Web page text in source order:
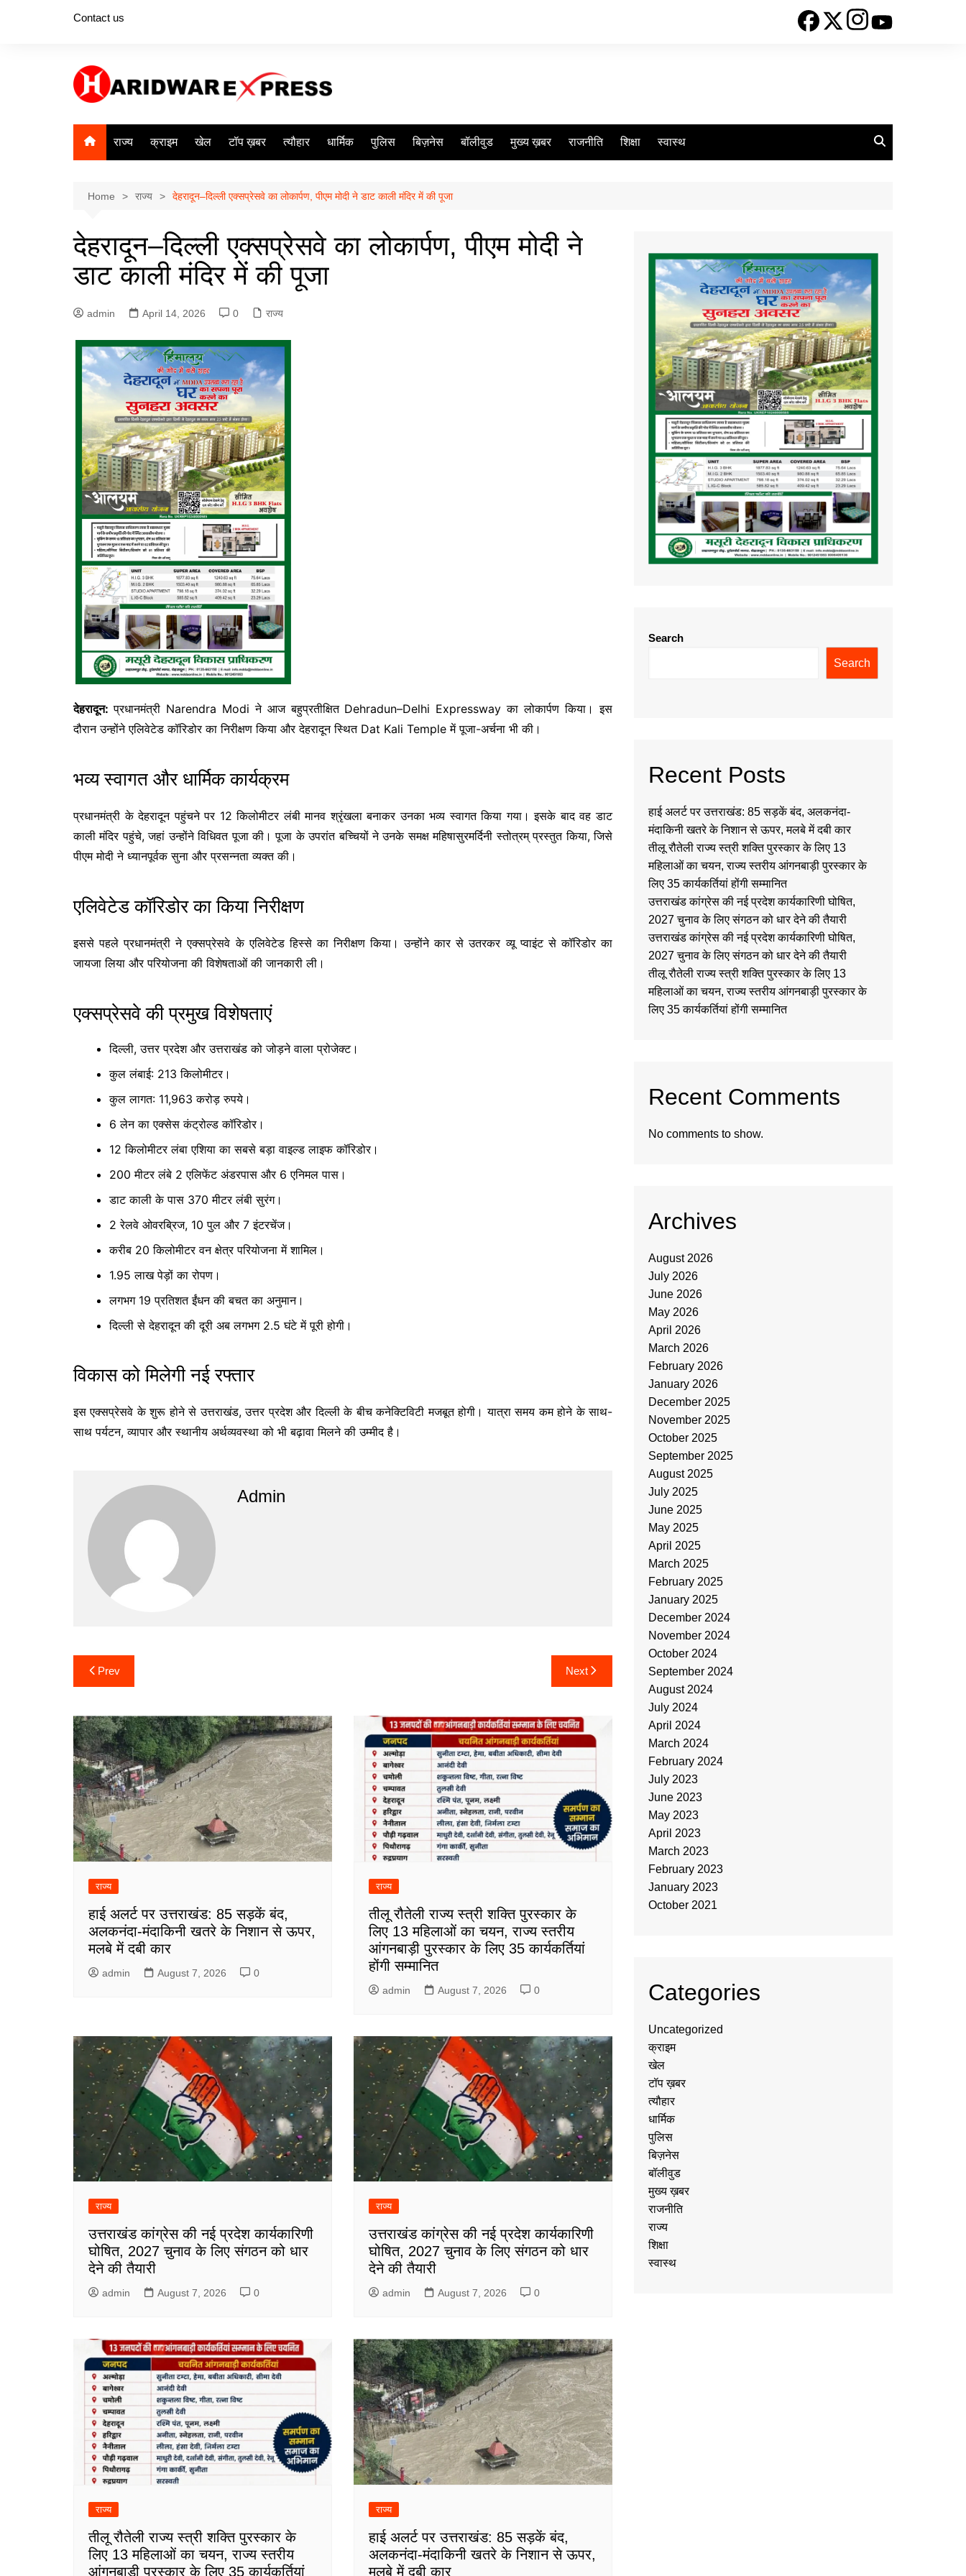
Contact us
राज्य क्राइम खेल टॉप ख़बर त्यौहार धार्मिक पुलिस बिज़नेस बॉलीवुड मुख्य ख़बर राजनीति शिक्षा स्वास्थ
Home राज्य देहरादून–दिल्ली एक्सप्रेसवे का लोकार्पण, पीएम मोदी ने डाट काली मंदिर में की पूजा
देहरादून–दिल्ली एक्सप्रेसवे का लोकार्पण, पीएम मोदी ने
डाट काली मंदिर में की पूजा
admin April 14, 2026 0 राज्य
देहरादून:प्रधानमंत्री Narendra Modi ने आज बहुप्रतीक्षित Dehradun–Delhi Expressway का लोकार्पण किया। इस
दौरान उन्होंने एलिवेटेड कॉरिडोर का निरीक्षण किया और देहरादून स्थित Dat Kali Temple में पूजा-अर्चना भी की।
भव्य स्वागत और धार्मिक कार्यक्रम
प्रधानमंत्री के देहरादून पहुंचने पर 12 किलोमीटर लंबी मानव श्रृंखला बनाकर उनका भव्य स्वागत किया गया। इसके बाद वह डाट
काली मंदिर पहुंचे, जहां उन्होंने विधिवत पूजा की। पूजा के उपरांत बच्चियों ने उनके समक्ष महिषासुरमर्दिनी स्तोत्रम् प्रस्तुत किया, जिसे
पीएम मोदी ने ध्यानपूर्वक सुना और प्रसन्नता व्यक्त की।
एलिवेटेड कॉरिडोर का किया निरीक्षण
इससे पहले प्रधानमंत्री ने एक्सप्रेसवे के एलिवेटेड हिस्से का निरीक्षण किया। उन्होंने कार से उतरकर व्यू प्वाइंट से कॉरिडोर का
जायजा लिया और परियोजना की विशेषताओं की जानकारी ली।
एक्सप्रेसवे की प्रमुख विशेषताएं
दिल्ली, उत्तर प्रदेश और उत्तराखंड को जोड़ने वाला प्रोजेक्ट।
कुल लंबाई: 213 किलोमीटर।
कुल लागत: 11,963 करोड़ रुपये।
6 लेन का एक्सेस कंट्रोल्ड कॉरिडोर।
12 किलोमीटर लंबा एशिया का सबसे बड़ा वाइल्ड लाइफ कॉरिडोर।
200 मीटर लंबे 2 एलिफेंट अंडरपास और 6 एनिमल पास।
डाट काली के पास 370 मीटर लंबी सुरंग।
2 रेलवे ओवरब्रिज, 10 पुल और 7 इंटरचेंज।
करीब 20 किलोमीटर वन क्षेत्र परियोजना में शामिल।
1.95 लाख पेड़ों का रोपण।
लगभग 19 प्रतिशत ईंधन की बचत का अनुमान।
दिल्ली से देहरादून की दूरी अब लगभग 2.5 घंटे में पूरी होगी।
विकास को मिलेगी नई रफ्तार
इस एक्सप्रेसवे के शुरू होने से उत्तराखंड, उत्तर प्रदेश और दिल्ली के बीच कनेक्टिविटी मजबूत होगी। यात्रा समय कम होने के साथ-
साथ पर्यटन, व्यापार और स्थानीय अर्थव्यवस्था को भी बढ़ावा मिलने की उम्मीद है।
Admin
Post
navigation
Prev Next
राज्य
हाई अलर्ट पर उत्तराखंड: 85 सड़कें बंद,
अलकनंदा-मंदाकिनी खतरे के निशान से ऊपर,
मलबे में दबी कार
admin August 7, 2026 0
राज्य
तीलू रौतेली राज्य स्त्री शक्ति पुरस्कार के
लिए 13 महिलाओं का चयन, राज्य स्तरीय
आंगनबाड़ी पुरस्कार के लिए 35 कार्यकर्तियां
होंगी सम्मानित
admin August 7, 2026 0
राज्य
उत्तराखंड कांग्रेस की नई प्रदेश कार्यकारिणी
घोषित, 2027 चुनाव के लिए संगठन को धार
देने की तैयारी
admin August 7, 2026 0
राज्य
उत्तराखंड कांग्रेस की नई प्रदेश कार्यकारिणी
घोषित, 2027 चुनाव के लिए संगठन को धार
देने की तैयारी
admin August 7, 2026 0
राज्य
तीलू रौतेली राज्य स्त्री शक्ति पुरस्कार के
लिए 13 महिलाओं का चयन, राज्य स्तरीय
आंगनबाड़ी पुरस्कार के लिए 35 कार्यकर्तियां
राज्य
हाई अलर्ट पर उत्तराखंड: 85 सड़कें बंद,
अलकनंदा-मंदाकिनी खतरे के निशान से ऊपर,
मलबे में दबी कार
Search
Search
Recent Posts
हाई अलर्ट पर उत्तराखंड: 85 सड़कें बंद, अलकनंदा-
मंदाकिनी खतरे के निशान से ऊपर, मलबे में दबी कार
तीलू रौतेली राज्य स्त्री शक्ति पुरस्कार के लिए 13
महिलाओं का चयन, राज्य स्तरीय आंगनबाड़ी पुरस्कार के
लिए 35 कार्यकर्तियां होंगी सम्मानित
उत्तराखंड कांग्रेस की नई प्रदेश कार्यकारिणी घोषित,
2027 चुनाव के लिए संगठन को धार देने की तैयारी
उत्तराखंड कांग्रेस की नई प्रदेश कार्यकारिणी घोषित,
2027 चुनाव के लिए संगठन को धार देने की तैयारी
तीलू रौतेली राज्य स्त्री शक्ति पुरस्कार के लिए 13
महिलाओं का चयन, राज्य स्तरीय आंगनबाड़ी पुरस्कार के
लिए 35 कार्यकर्तियां होंगी सम्मानित
Recent Comments
No comments to show.
Archives
August 2026
July 2026
June 2026
May 2026
April 2026
March 2026
February 2026
January 2026
December 2025
November 2025
October 2025
September 2025
August 2025
July 2025
June 2025
May 2025
April 2025
March 2025
February 2025
January 2025
December 2024
November 2024
October 2024
September 2024
August 2024
July 2024
April 2024
March 2024
February 2024
July 2023
June 2023
May 2023
April 2023
March 2023
February 2023
January 2023
October 2021
Categories
Uncategorized
क्राइम
खेल
टॉप ख़बर
त्यौहार
धार्मिक
पुलिस
बिज़नेस
बॉलीवुड
मुख्य ख़बर
राजनीति
राज्य
शिक्षा
स्वास्थ